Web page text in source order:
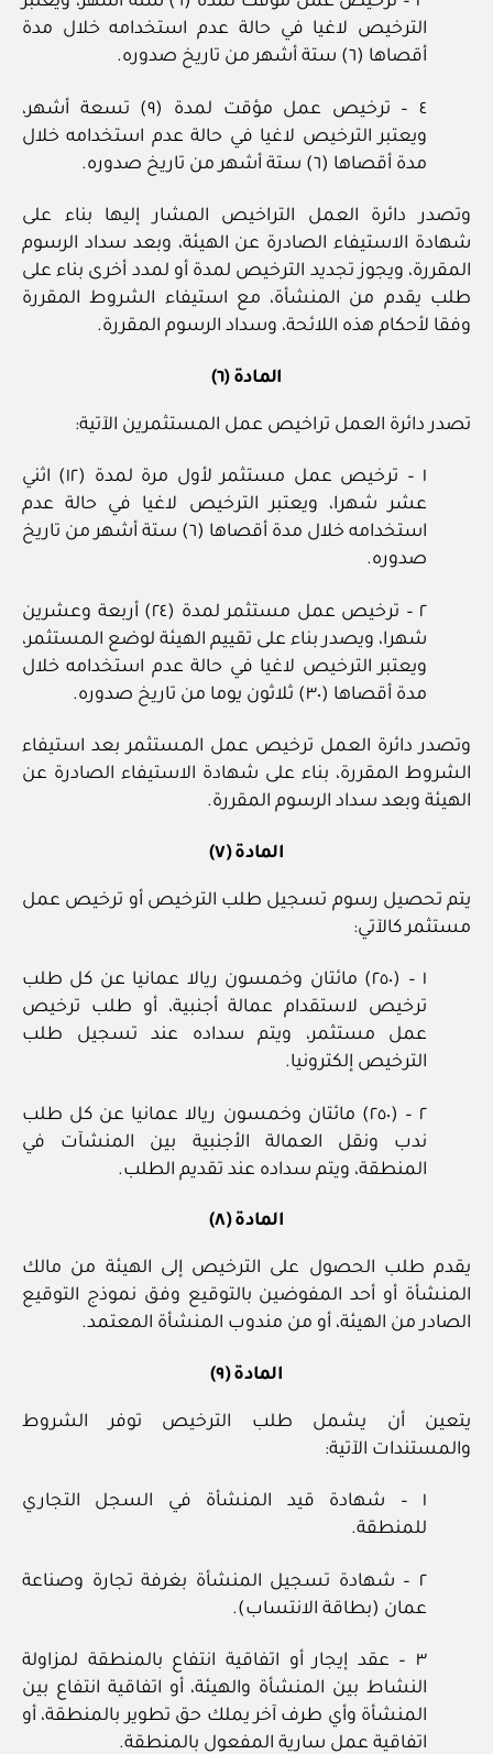
الترخيص لاغيا في حالة عدم استخدامه خلال مدة
أقصاها (٦) ستة أشهر من تاريخ صدوره.
٤ – ترخيص عمل مؤقت لمدة (٩) تسعة أشهر،
ويعتبر الترخيص لاغيا في حالة عدم استخدامه خلال
مدة أقصاها (٦) ستة أشهر من تاريخ صدوره.
وتصدر دائرة العمل التراخيص المشار إليها بناء على
شهادة الاستيفاء الصادرة عن الهيئة، وبعد سداد الرسوم
المقررة، ويجوز تجديد الترخيص لمدة أو لمدد أخرى بناء على
طلب يقدم من المنشأة، مع استيفاء الشروط المقررة
وفقا لأحكام هذه اللائحة، وسداد الرسوم المقررة.
المادة (٦)
تصدر دائرة العمل تراخيص عمل المستثمرين الآتية:
١ – ترخيص عمل مستثمر لأول مرة لمدة (١٢) اثني
عشر شهرا، ويعتبر الترخيص لاغيا في حالة عدم
استخدامه خلال مدة أقصاها (٦) ستة أشهر من تاريخ
صدوره.
٢ – ترخيص عمل مستثمر لمدة (٢٤) أربعة وعشرين
شهرا، ويصدر بناء على تقييم الهيئة لوضع المستثمر،
ويعتبر الترخيص لاغيا في حالة عدم استخدامه خلال
مدة أقصاها (٣٠) ثلاثون يوما من تاريخ صدوره.
وتصدر دائرة العمل ترخيص عمل المستثمر بعد استيفاء
الشروط المقررة، بناء على شهادة الاستيفاء الصادرة عن
الهيئة وبعد سداد الرسوم المقررة.
المادة (٧)
يتم تحصيل رسوم تسجيل طلب الترخيص أو ترخيص عمل
مستثمر كالآتي:
١ – (٢٥٠) مائتان وخمسون ريالا عمانيا عن كل طلب
ترخيص لاستقدام عمالة أجنبية، أو طلب ترخيص
عمل مستثمر، ويتم سداده عند تسجيل طلب
الترخيص إلكترونيا.
٢ – (٢٥٠) مائتان وخمسون ريالا عمانيا عن كل طلب
ندب ونقل العمالة الأجنبية بين المنشآت في
المنطقة، ويتم سداده عند تقديم الطلب.
المادة (٨)
يقدم طلب الحصول على الترخيص إلى الهيئة من مالك
المنشأة أو أحد المفوضين بالتوقيع وفق نموذج التوقيع
الصادر من الهيئة، أو من مندوب المنشأة المعتمد.
المادة (٩)
يتعين أن يشمل طلب الترخيص توفر الشروط
والمستندات الآتية:
١ – شهادة قيد المنشأة في السجل التجاري
للمنطقة.
٢ – شهادة تسجيل المنشأة بغرفة تجارة وصناعة
عمان (بطاقة الانتساب).
٣ – عقد إيجار أو اتفاقية انتفاع بالمنطقة لمزاولة
النشاط بين المنشأة والهيئة، أو اتفاقية انتفاع بين
المنشأة وأي طرف آخر يملك حق تطوير بالمنطقة، أو
اتفاقية عمل سارية المفعول بالمنطقة.